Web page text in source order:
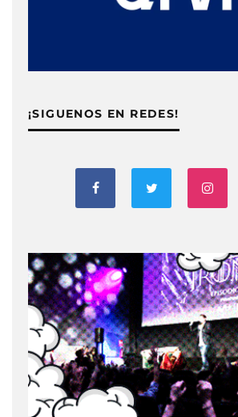
¡SIGUENOS EN REDES!